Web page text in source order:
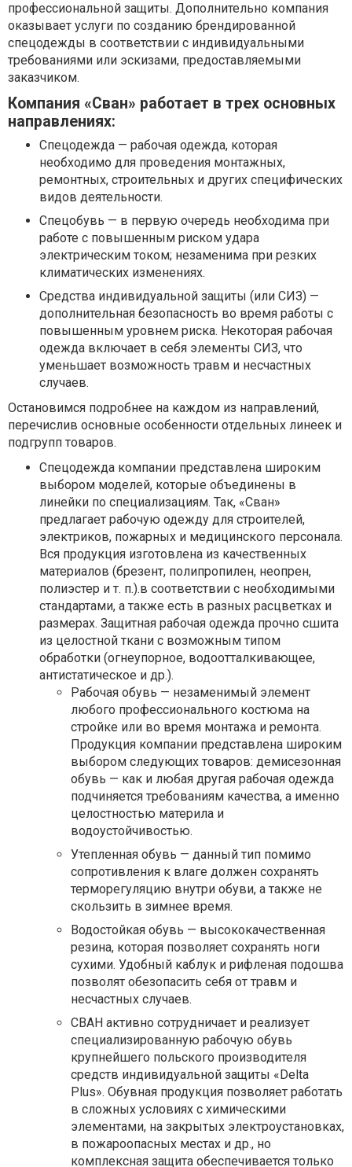
профессиональной защиты. Дополнительно компания
оказывает услуги по созданию брендированной
спецодежды в соответствии с индивидуальными
требованиями или эскизами, предоставляемыми
заказчиком.
Компания «Сван» работает в трех основных
направлениях:
Спецодежда — рабочая одежда, которая
необходимо для проведения монтажных,
ремонтных, строительных и других специфических
видов деятельности.
Спецобувь — в первую очередь необходима при
работе с повышенным риском удара
электрическим током; незаменима при резких
климатических изменениях.
Средства индивидуальной защиты (или СИЗ) —
дополнительная безопасность во время работы с
повышенным уровнем риска. Некоторая рабочая
одежда включает в себя элементы СИЗ, что
уменьшает возможность травм и несчастных
случаев.
Остановимся подробнее на каждом из направлений,
перечислив основные особенности отдельных линеек и
подгрупп товаров.
Спецодежда компании представлена широким
выбором моделей, которые объединены в
линейки по специализациям. Так, «Сван»
предлагает рабочую одежду для строителей,
электриков, пожарных и медицинского персонала.
Вся продукция изготовлена из качественных
материалов (брезент, полипропилен, неопрен,
полиэстер и т. п.).в соответствии с необходимыми
стандартами, а также есть в разных расцветках и
размерах. Защитная рабочая одежда прочно сшита
из целостной ткани с возможным типом
обработки (огнеупорное, водоотталкивающее,
антистатическое и др.).
Рабочая обувь — незаменимый элемент
любого профессионального костюма на
стройке или во время монтажа и ремонта.
Продукция компании представлена широким
выбором следующих товаров: демисезонная
обувь — как и любая другая рабочая одежда
подчиняется требованиям качества, а именно
целостностью материла и
водоустойчивостью.
Утепленная обувь — данный тип помимо
сопротивления к влаге должен сохранять
терморегуляцию внутри обуви, а также не
скользить в зимнее время.
Водостойкая обувь — высококачественная
резина, которая позволяет сохранять ноги
сухими. Удобный каблук и рифленая подошва
позволят обезопасить себя от травм и
несчастных случаев.
СВАН активно сотрудничает и реализует
специализированную рабочую обувь
крупнейшего польского производителя
средств индивидуальной защиты «Delta
Plus». Обувная продукция позволяет работать
в сложных условиях с химическими
элементами, на закрытых электроустановках,
в пожароопасных местах и др., но
комплексная защита обеспечивается только